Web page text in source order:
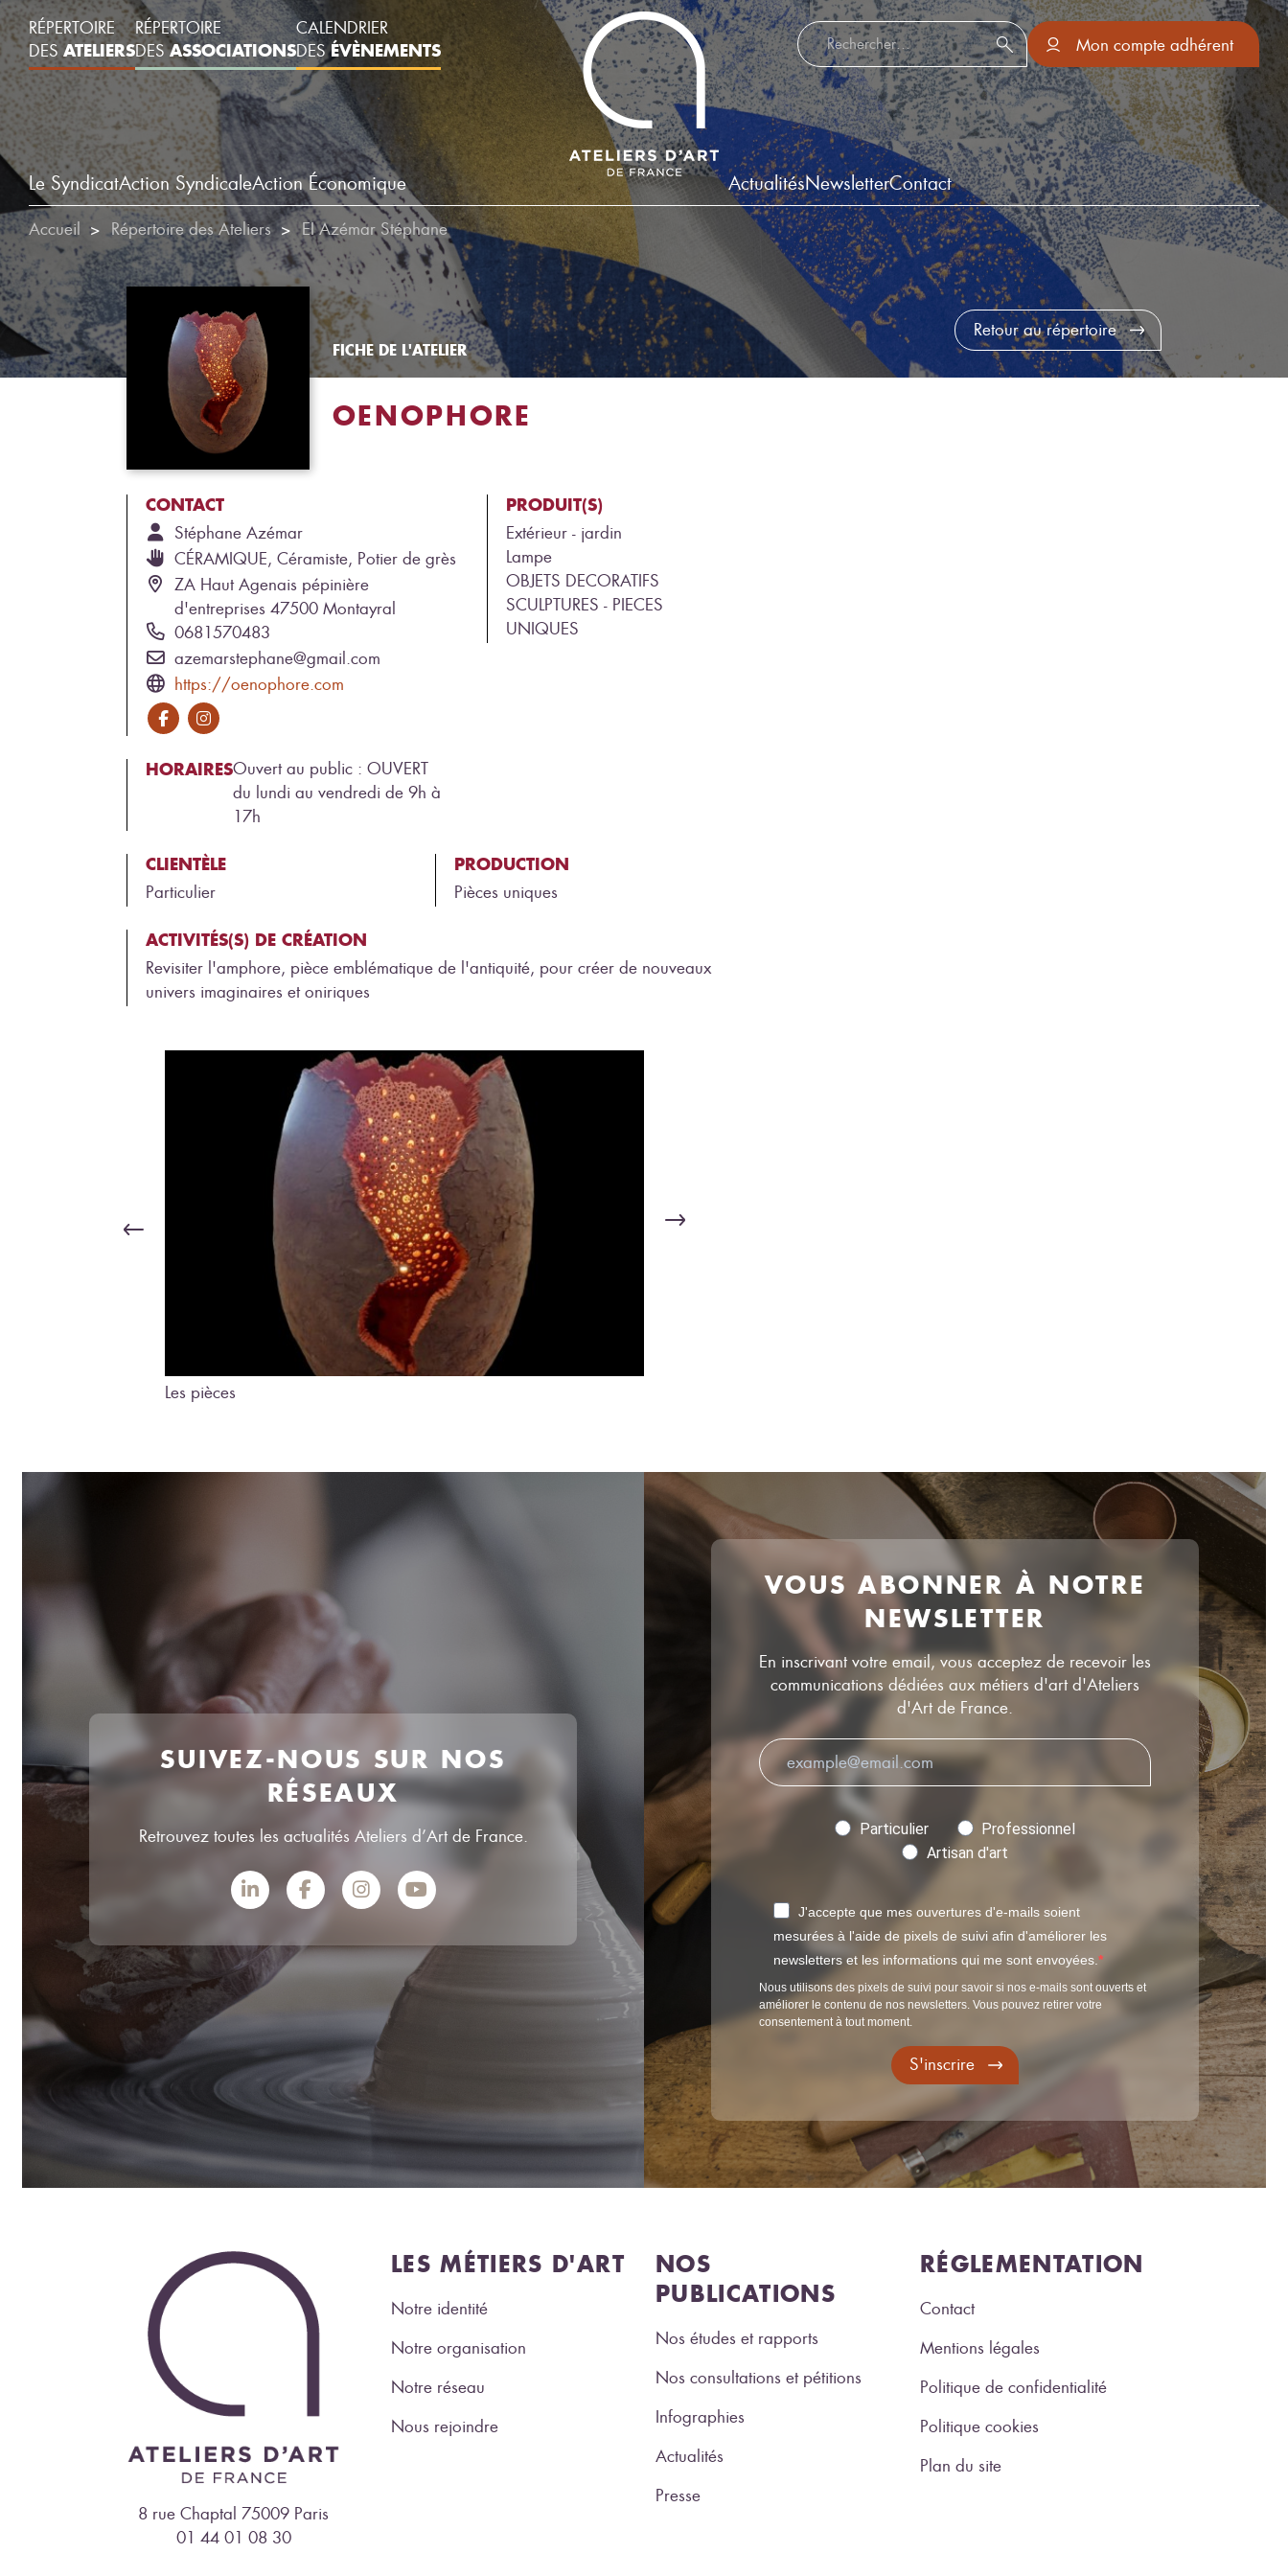
RÉPERTOIRE
DESATELIERS
RÉPERTOIRE
DESASSOCIATIONS
CALENDRIER
DESÉVÈNEMENTS
Le SyndicatAction SyndicaleAction Économique
Rechercher :
Mon compte adhérent
ActualitésNewsletterContact
Accueil Répertoire des Ateliers EI Azémar Stéphane
FICHE DE L'ATELIER
OENOPHORE
CONTACT
Stéphane Azémar
CÉRAMIQUE, Céramiste, Potier de grès
ZA Haut Agenais pépinière
d'entreprises 47500 Montayral
0681570483
azemarstephane@gmail.com
https://oenophore.com
HORAIRESOuvert au public : OUVERT
du lundi au vendredi de 9h à
17h
PRODUIT(S)
Extérieur - jardin
Lampe
OBJETS DECORATIFS
SCULPTURES - PIECES
UNIQUES
CLIENTÈLE
Particulier
PRODUCTION
Pièces uniques
ACTIVITÉS(S) DE CRÉATION
Revisiter l'amphore, pièce emblématique de l'antiquité, pour créer de nouveaux
univers imaginaires et oniriques
Les pièces
Retour au répertoire
SUIVEZ-NOUS SUR NOS
RÉSEAUX
Retrouvez toutes les actualités Ateliers d’Art de France.
VOUS ABONNER À NOTRE
NEWSLETTER
En inscrivant votre email, vous acceptez de recevoir les
communications dédiées aux métiers d'art d'Ateliers
d'Art de France.
Particulier
Professionnel
Artisan d'art
J'accepte que mes ouvertures d'e-mails soient
mesurées à l'aide de pixels de suivi afin d'améliorer les
newsletters et les informations qui me sont envoyées.
Nous utilisons des pixels de suivi pour savoir si nos e-mails sont ouverts et
améliorer le contenu de nos newsletters. Vous pouvez retirer votre
consentement à tout moment.
S'inscrire
8 rue Chaptal 75009 Paris
01 44 01 08 30
LES MÉTIERS D'ART
Notre identité
Notre organisation
Notre réseau
Nous rejoindre
NOS
PUBLICATIONS
Nos études et rapports
Nos consultations et pétitions
Infographies
Actualités
Presse
RÉGLEMENTATION
Contact
Mentions légales
Politique de confidentialité
Politique cookies
Plan du site